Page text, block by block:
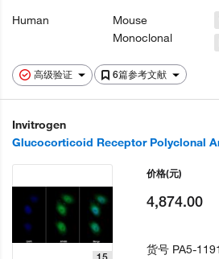
高级验证 6篇参考文献
Human
Mouse
Monoclonal
Invitrogen
Glucocorticoid Receptor Polyclonal
价格(元)
4,874.00
货号 PA5-